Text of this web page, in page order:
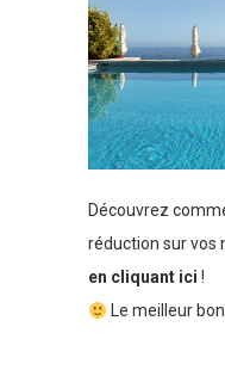
Découvrez
réduction sur vos
en cliquant ici !
Le meilleur